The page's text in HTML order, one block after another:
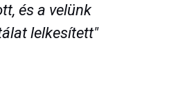
és a velünk
lelkesített"